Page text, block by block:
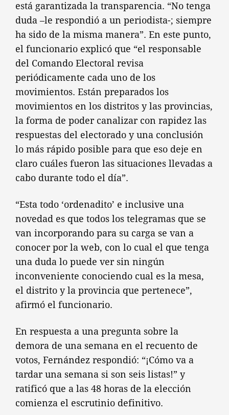
está garantizada la transparencia. “No tenga
duda –le respondió a un periodista-; siempre
ha sido de la misma manera”. En este punto,
el funcionario explicó que “el responsable
del Comando Electoral revisa
periódicamente cada uno de los
movimientos. Están preparados los
movimientos en los distritos y las provincias,
la forma de poder canalizar con rapidez las
respuestas del electorado y una conclusión
lo más rápido posible para que eso deje en
claro cuáles fueron las situaciones llevadas a
cabo durante todo el día”.
“Esta todo ‘ordenadito’ e inclusive una
novedad es que todos los telegramas que se
van incorporando para su carga se van a
conocer por la web, con lo cual el que tenga
una duda lo puede ver sin ningún
inconveniente conociendo cual es la mesa,
el distrito y la provincia que pertenece”,
afirmó el funcionario.
En respuesta a una pregunta sobre la
demora de una semana en el recuento de
votos, Fernández respondió: “¡Cómo va a
tardar una semana si son seis listas!” y
ratificó que a las 48 horas de la elección
comienza el escrutinio definitivo.